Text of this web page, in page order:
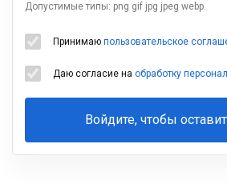
Допустимые типы: png gif jpg jpeg webp.
Принимаю пользовательское
Даю согласие на обработку
Войдите, чтобы
Ваша